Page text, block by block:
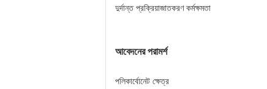
দুর্দান্ত প্রক্রিয়াজাতকরণ কর্মক্ষমতা
আবেদনের পরামর্শ
পলিকার্বোনেট ক্ষেত্র